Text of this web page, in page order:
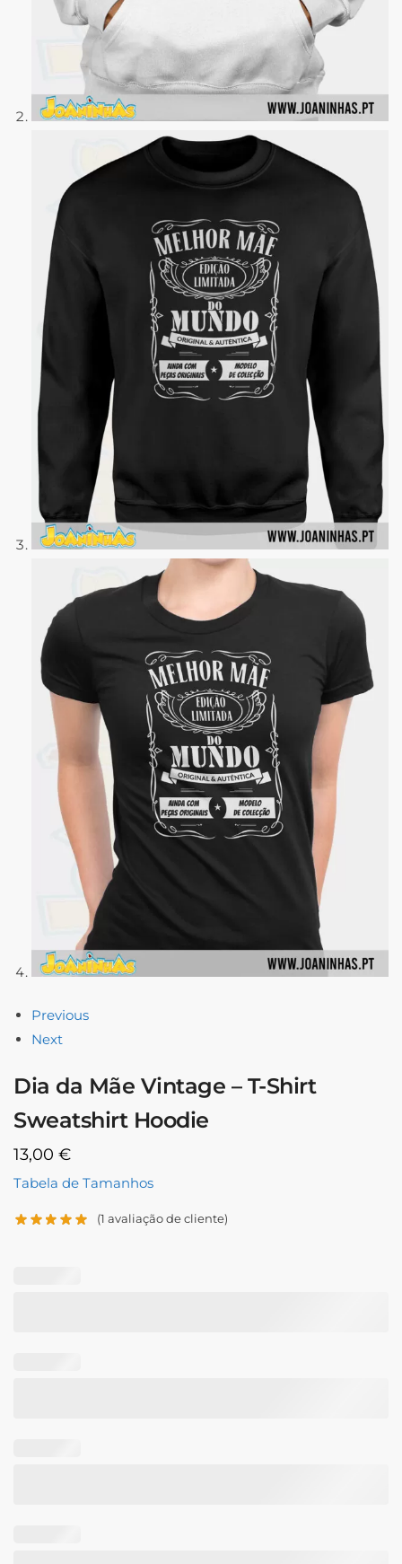
Previous
Next
Dia da Mãe Vintage – T-Shirt
Sweatshirt Hoodie
13,00 €
Tabela de Tamanhos
(1 avaliação de cliente)